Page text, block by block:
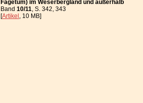
Fagetum) im Weserbergland und außerhalb
Band 10/11, S. 342, 343
[Artikel, 10 MB]